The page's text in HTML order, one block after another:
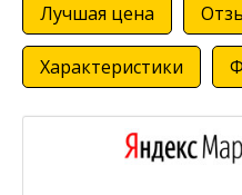
Лучшая цена
Характеристики